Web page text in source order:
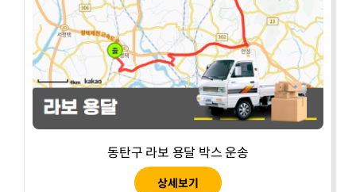
동탄구 라보 용달 박스 운송
상세보기